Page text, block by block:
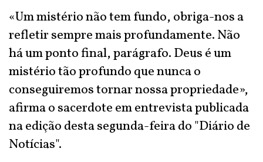
«Um mistério não tem fundo, obriga-nos a
refletir sempre mais profundamente. Não
há um ponto final, parágrafo. Deus é um
mistério tão profundo que nunca o
conseguiremos tornar nossa propriedade»,
afirma o sacerdote em entrevista publicada
na edição desta segunda-feira do "Diário de
Notícias".